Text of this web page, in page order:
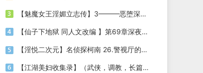
【魅魔女王淫媚立志传】3———恶堕深渊的开端
【仙子下地狱 同人文改编 】第69章深夜窥淫戏 交心与交性(二)(纯爱+各种情趣玩法)
【淫悦二次元】名侦探柯南 26.警视厅的隐藏淫娃
【江湖美妇收集录】（武侠，调教，长篇）（6）（师娘篇）